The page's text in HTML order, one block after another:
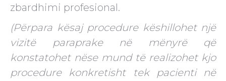
zbardhimi profesional.
(Përpara kësaj procedure këshillohet një
vizitë paraprake në mënyrë që
konstatohet nëse mund të realizohet kjo
procedure konkretisht tek pacienti në